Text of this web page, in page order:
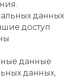
данных
доступ
данные
данных,